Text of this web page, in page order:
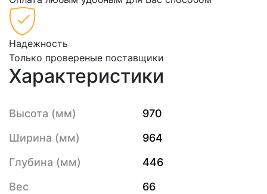
Надежность
Только провереные поставщики
Характеристики
Высота (мм)
970
Ширина (мм)
964
Глубина (мм)
446
Вес
66